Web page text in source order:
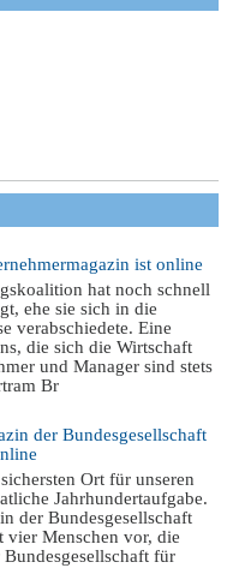
ist online
hat noch schnell
ehe sie sich in die
verabschiedete. Eine
die sich die Wirtschaft
und Manager sind stets
Br
der Bundesgesellschaft
Ort für unseren
Jahrhundertaufgabe.
der Bundesgesellschaft
vier Menschen vor, die
für